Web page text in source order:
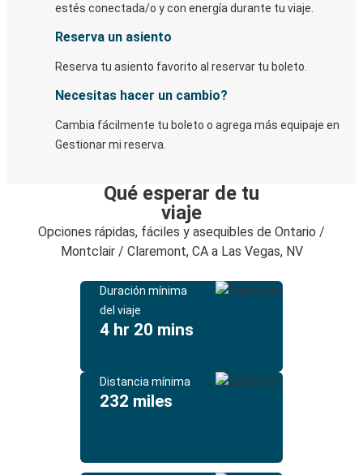
estés conectada/o y con energía durante tu viaje.
Reserva un asiento
Reserva tu asiento favorito al reservar tu boleto.
Necesitas hacer un cambio?
Cambia fácilmente tu boleto o agrega más equipaje en
Gestionar mi reserva.
Qué esperar de tu
viaje
Opciones rápidas, fáciles y asequibles de Ontario /
Montclair / Claremont, CA a Las Vegas, NV
Duración mínima
del viaje
4 hr 20 mins
Distancia mínima
232 miles